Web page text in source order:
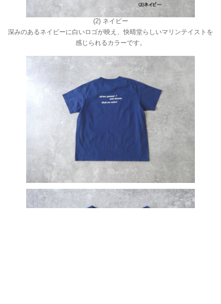
(2) ネイビー
深みのあるネイビーに白いロゴが映え、快晴堂らしいマリンテイストを
感じられるカラーです。